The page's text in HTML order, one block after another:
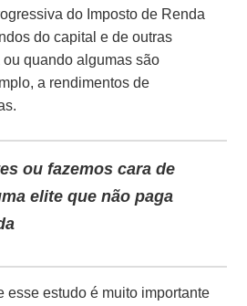
do Imposto de Renda
do capital e de outras
quando algumas são
a rendimentos de
ou fazemos cara de
elite que não paga
esse estudo é muito importante